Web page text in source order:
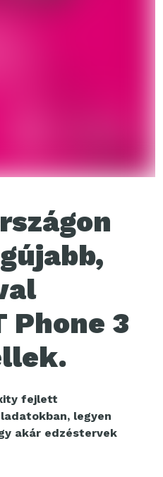
3
fejlett
legyen
akár edzéstervek